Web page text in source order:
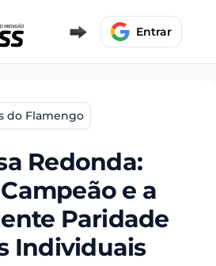
Entrar
do Flamengo
Redonda:
e a
Paridade
Individuais